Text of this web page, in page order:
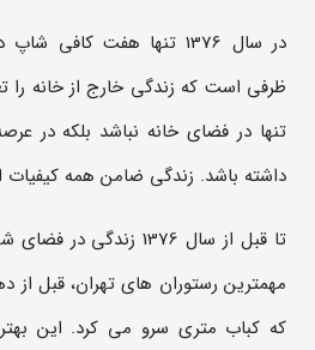
در سال 1376 تنها هفت
ظرفی است که زندگی خارج از خانه را
تنها در فضای خانه نباشد بلکه در
داشته باشد. زندگی ضامن همه
تا قبل از سال 1376
مهمترین رستوران های تهران، قبل از
که کباب متری سرو می کرد. این